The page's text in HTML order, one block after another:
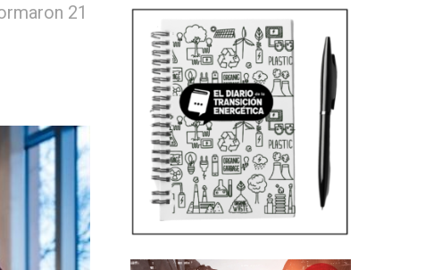
21